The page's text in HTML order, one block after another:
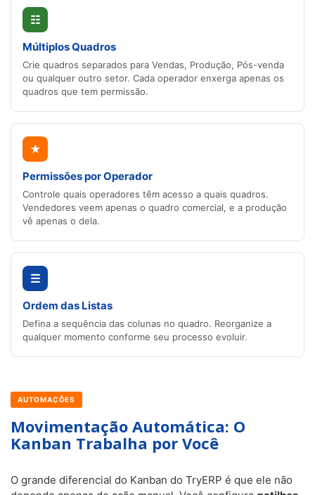
☷
Múltiplos Quadros
Crie quadros separados para Vendas, Produção, Pós-venda
ou qualquer outro setor. Cada operador enxerga apenas os
quadros que tem permissão.
★
Permissões por Operador
Controle quais operadores têm acesso a quais quadros.
Vendedores veem apenas o quadro comercial, e a produção
vê apenas o dela.
☰
Ordem das Listas
Defina a sequência das colunas no quadro. Reorganize a
qualquer momento conforme seu processo evoluir.
AUTOMAÇÕES
Movimentação Automática: O
Kanban Trabalha por Você
O grande diferencial do Kanban do TryERP é que ele não